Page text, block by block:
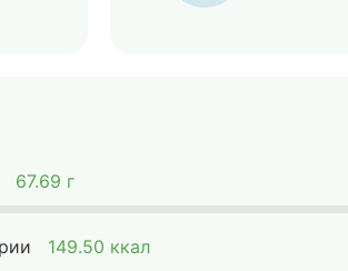
67.69 г
149.50 ккал